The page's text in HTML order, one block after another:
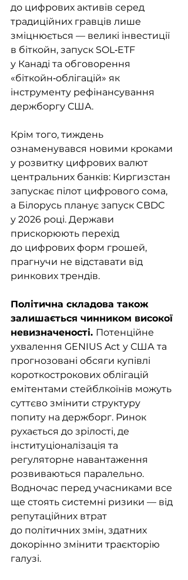
до цифрових активів серед
традиційних гравців лише
зміцнюється — великі інвестиції
в біткойн, запуск SOL‑ETF
у Канаді та обговорення
«біткойн‑облігацій» як
інструменту рефінансування
держборгу США.
Крім того, тиждень
ознаменувався новими кроками
у розвитку цифрових валют
центральних банків: Киргизстан
запускає пілот цифрового сома,
а Білорусь планує запуск CBDC
у 2026 році. Держави
прискорюють перехід
до цифрових форм грошей,
прагнучи не відставати від
ринкових трендів.
Політична складова також
залишається чинником високої
невизначеності. Потенційне
ухвалення GENIUS Act у США та
прогнозовані обсяги купівлі
короткострокових облігацій
емітентами стейблкоїнів можуть
суттєво змінити структуру
попиту на держборг. Ринок
рухається до зрілості, де
інституціоналізація та
регуляторне навантаження
розвиваються паралельно.
Водночас перед учасниками все
ще стоять системні ризики — від
репутаційних втрат
до політичних змін, здатних
докорінно змінити траєкторію
галузі.